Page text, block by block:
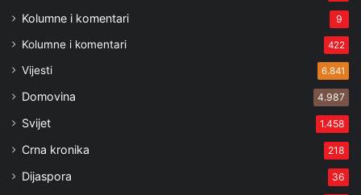
Kolumne i komentari 9
Kolumne i komentari 422
Vijesti 6.841
Domovina 4.987
Svijet 1.458
Crna kronika 218
Dijaspora 36